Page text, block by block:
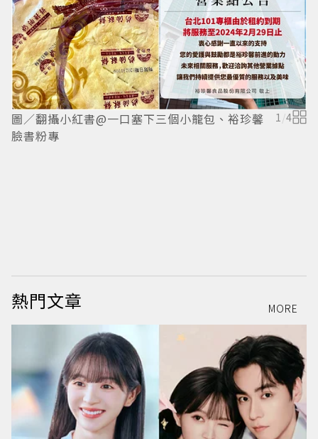
圖／翻攝小紅書@一口塞下三個小籠包、裕珍馨
臉書粉專
1 /4
熱門文章 MORE